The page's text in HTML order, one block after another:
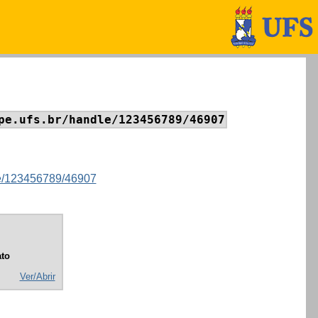
handle/123456789/46907
123456789/46907
Ver/Abrir